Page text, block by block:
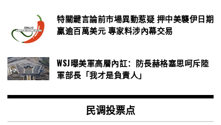
特關鍵言論前市場異動惹疑 押中美襲伊日期
贏逾百萬美元 專家料涉內幕交易
WSJ曝美軍高層內訌：防長赫格塞思呵斥陸
軍部長「我才是負責人」
民调投票点